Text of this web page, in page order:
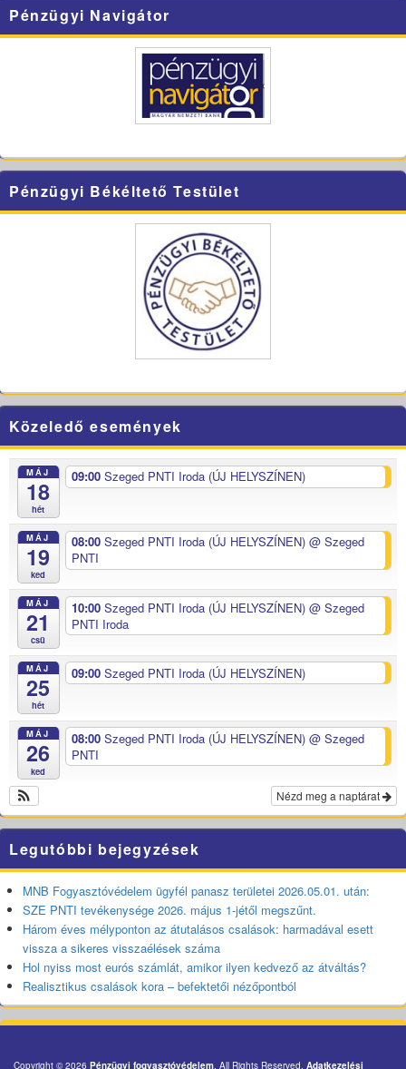
Pénzügyi Navigátor
Pénzügyi Békéltető Testület
Közeledő események
MÁJ
18
hét
09:00 Szeged PNTI Iroda (ÚJ HELYSZÍNEN)
MÁJ
19
ked
08:00 Szeged PNTI Iroda (ÚJ HELYSZÍNEN) @ Szeged
PNTI
MÁJ
21
csü
10:00 Szeged PNTI Iroda (ÚJ HELYSZÍNEN) @ Szeged
PNTI Iroda
MÁJ
25
hét
09:00 Szeged PNTI Iroda (ÚJ HELYSZÍNEN)
MÁJ
26
ked
08:00 Szeged PNTI Iroda (ÚJ HELYSZÍNEN) @ Szeged
PNTI
Nézd meg a naptárat
Legutóbbi bejegyzések
MNB Fogyasztóvédelem ügyfél panasz területei 2026.05.01. után:
SZE PNTI tevékenysége 2026. május 1-jétől megszűnt.
Három éves mélyponton az átutalásos csalások: harmadával esett
vissza a sikeres visszaélések száma
Hol nyiss most eurós számlát, amikor ilyen kedvező az átváltás?
Realisztikus csalások kora – befektetői nézőpontból
Copyright © 2026 Pénzügyi fogyasztóvédelem. All Rights Reserved. Adatkezelési